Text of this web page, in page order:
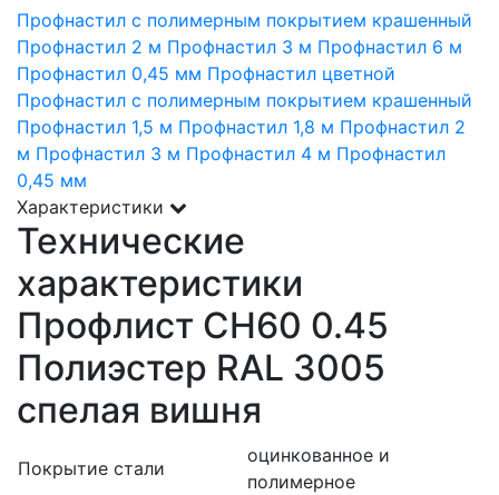
Профнастил с полимерным покрытием крашенный
Профнастил 2 м Профнастил 3 м Профнастил 6 м
Профнастил 0,45 мм Профнастил цветной
Профнастил с полимерным покрытием крашенный
Профнастил 1,5 м Профнастил 1,8 м Профнастил 2
м Профнастил 3 м Профнастил 4 м Профнастил
0,45 мм
Характеристики
Технические
характеристики
Профлист СН60 0.45
Полиэстер RAL 3005
спелая вишня
Покрытие стали
оцинкованное и
полимерное